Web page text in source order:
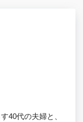
40代の夫婦と、